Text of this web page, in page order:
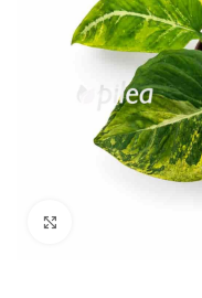
Нажмите,